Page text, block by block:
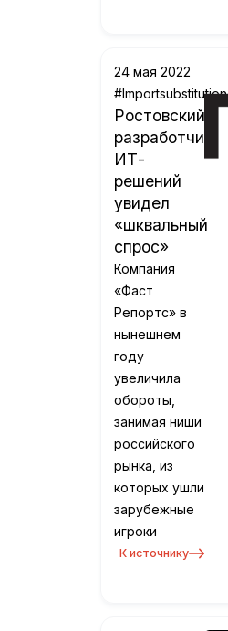
24 мая 2022
#Importsubstitution
Ростовский
разработчик
ИТ-
решений
увидел
«шквальный
спрос»
Компания
«Фаст
Репортс» в
нынешнем
году
увеличила
обороты,
занимая ниши
российского
рынка, из
которых ушли
зарубежные
игроки
К источнику